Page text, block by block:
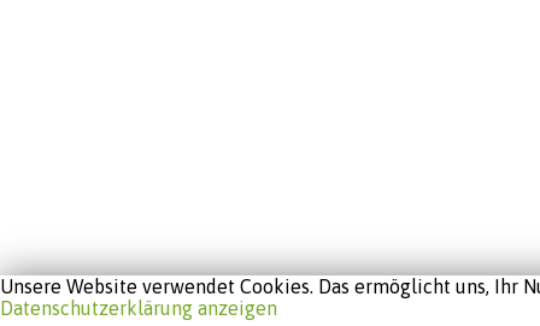
Unsere Website verwendet Cookies. Das ermöglicht uns,
Datenschutzerklärung anzeigen